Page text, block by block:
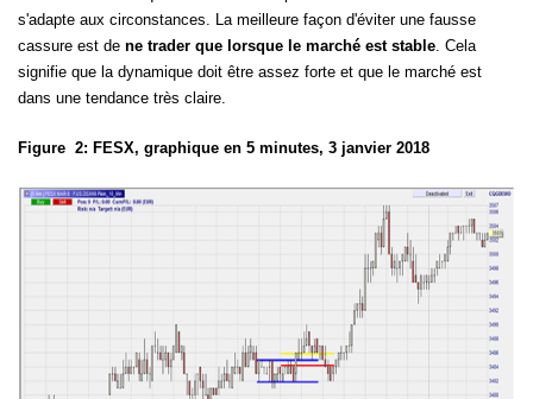
s'adapte aux circonstances. La meilleure façon d'éviter une fausse
cassure est de ne trader que lorsque le marché est stable. Cela
signifie que la dynamique doit être assez forte et que le marché est
dans une tendance très claire.
Figure 2: FESX, graphique en 5 minutes, 3 janvier 2018